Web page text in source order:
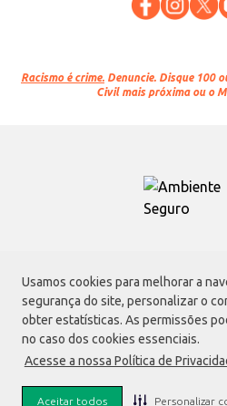
Usamos cookies para melhorar a
segurança do site, personalizar o
obter estatísticas. As permissões
no caso dos cookies essenciais.
Acesse a nossa Política de
Aceitar todos Personalizar
Racismo é crime. Denuncie. Disque 100
Civil mais próxima ou o
Atacadão
Avenida Morvan Dias de Figueiredo,
02170-901 | CNPJ:
Envio de documentos
02170-